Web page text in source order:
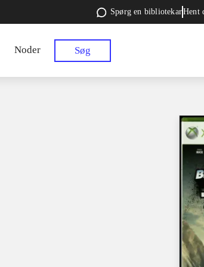
Spørg en bibliotekarHent
Noder Søg